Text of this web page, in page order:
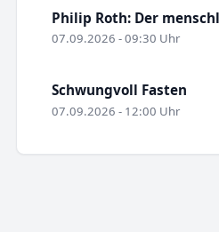
Philip Roth: Der
07.09.2026 - 09:30 Uhr
Schwungvoll Fasten
07.09.2026 - 12:00 Uhr